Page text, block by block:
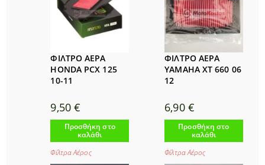
ΦΙΛΤΡΟ ΑΕΡΑ
HONDA PCX 125
10-11
9,50 €
Προσθήκη στο
καλάθι
Φίλτρα Αέρος
ΦΙΛΤΡΟ ΑΕΡΑ
YAMAHA XT 660 06
12
6,90 €
Προσθήκη στο
καλάθι
Φίλτρα Αέρος